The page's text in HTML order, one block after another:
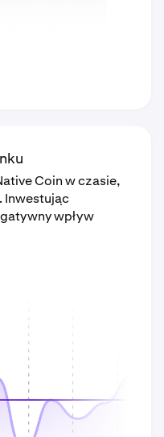
Coin w czasie,
Inwestując
wpływ